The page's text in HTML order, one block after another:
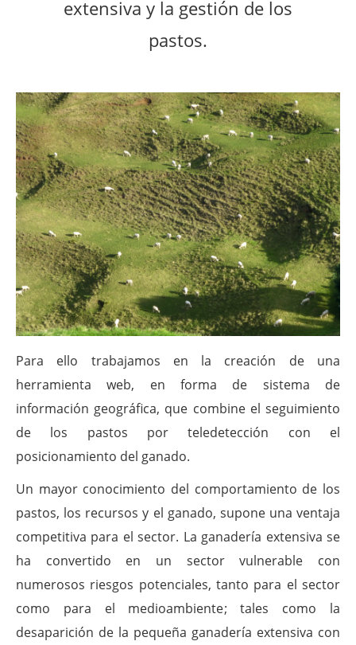
extensiva y la gestión de los
pastos.
Para ello trabajamos en la creación de una
herramienta web, en forma de sistema de
información geográfica, que combine el seguimiento
de los pastos por teledetección con el
posicionamiento del ganado.
Un mayor conocimiento del comportamiento de los
pastos, los recursos y el ganado, supone una ventaja
competitiva para el sector. La ganadería extensiva se
ha convertido en un sector vulnerable con
numerosos riesgos potenciales, tanto para el sector
como para el medioambiente; tales como la
desaparición de la pequeña ganadería extensiva con